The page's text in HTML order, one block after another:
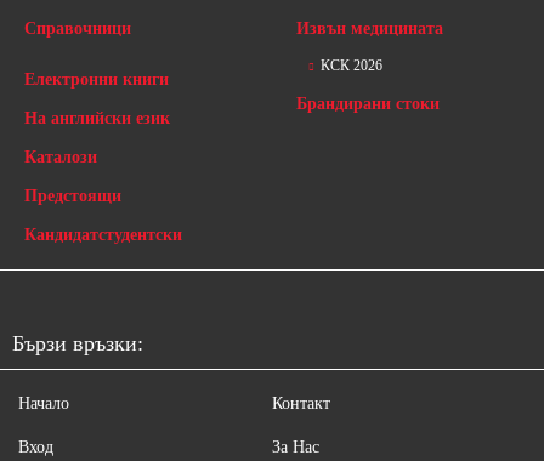
Справочници Извън медицината
Електронни книги
На английски език
Каталози
Предстоящи
Кандидатстудентски
КСК 2026
Брандирани стоки
Бързи връзки:
Начало
Вход
Контакт
За Нас